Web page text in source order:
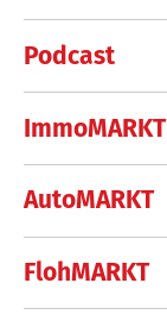
Podcast
ImmoMARKT
AutoMARKT
FlohMARKT